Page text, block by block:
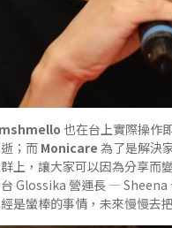
也在台上實際操作
；而Monicare 為了是解決
上，讓大家可以因為分享
Glossika 營運長 —
是蠻棒的事情，未來慢慢去